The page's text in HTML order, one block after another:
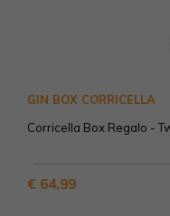
GIN BOX CORRICELLA
Corricella Box Regalo -
€ 64,99